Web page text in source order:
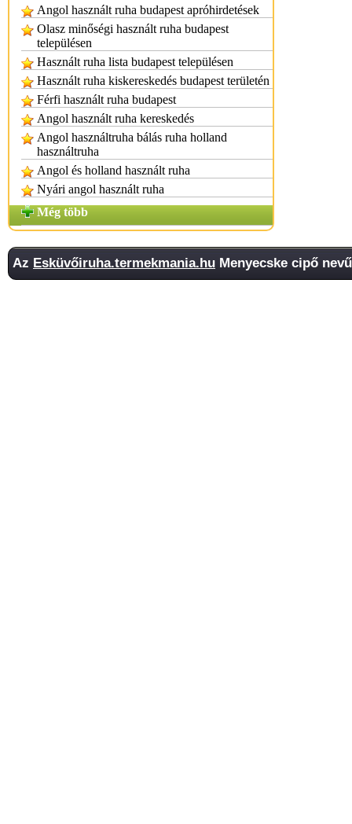
Angol használt ruha budapest apróhirdetések
Olasz minőségi használt ruha budapest
településen
Használt ruha lista budapest településen
Használt ruha kiskereskedés budapest területén
Férfi használt ruha budapest
Angol használt ruha kereskedés
Angol használtruha bálás ruha holland
használtruha
Angol és holland használt ruha
Nyári angol használt ruha
Még több
Az Esküvőiruha.termekmania.hu Menyecske cipő